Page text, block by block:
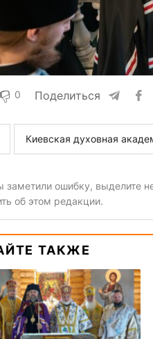
0 Поделиться
Киевская духовная
заметили ошибку, выделите
об этом редакции.
ТАКЖЕ